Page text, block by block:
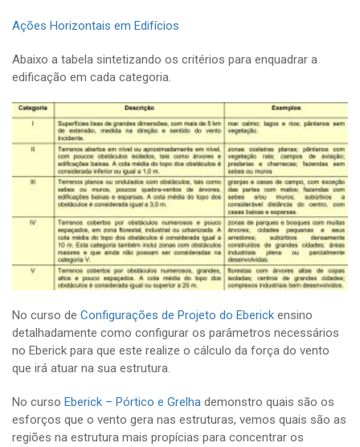
Ações Horizontais em Edifícios
Abaixo a tabela sintetizando os critérios para enquadrar a
edificação em cada categoria.
No curso de Configurações de Projeto do Eberick ensino
detalhadamente como configurar os parâmetros necessários
no Eberick para que este realize o cálculo da força do vento
que irá atuar na sua estrutura.
No curso Eberick – Pórtico e Grelha demonstro quais são os
esforços que o vento gera nas estruturas, vemos quais são as
regiões na estrutura mais propícias para concentrar os